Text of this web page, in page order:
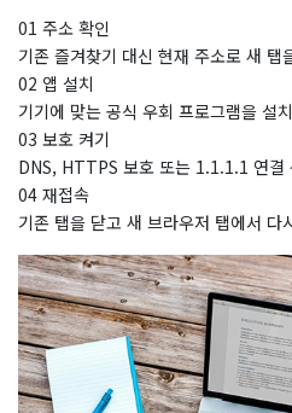
01 주소 확인
기존 즐겨찾기 대신 현재 주소로 새 탭
02 앱 설치
기기에 맞는 공식 우회 프로그램을 설
03 보호 켜기
DNS, HTTPS 보호 또는 1.1.1.1 연결
04 재접속
기존 탭을 닫고 새 브라우저 탭에서 다